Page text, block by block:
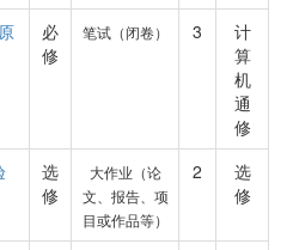
必
修
笔试（闭卷） 3
计
算
机
通
修
选
修
大作业（论
文、报告、项
目或作品等）
2
选
修